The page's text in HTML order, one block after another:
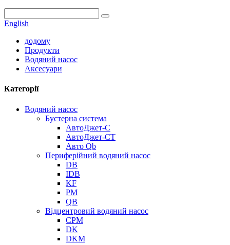
English
додому
Продукти
Водяний насос
Аксесуари
Категорії
Водяний насос
Бустерна система
АвтоДжет-С
АвтоДжет-СТ
Авто Qb
Периферійний водяний насос
DB
IDB
KF
PM
QB
Відцентровий водяний насос
CPM
DK
DKM